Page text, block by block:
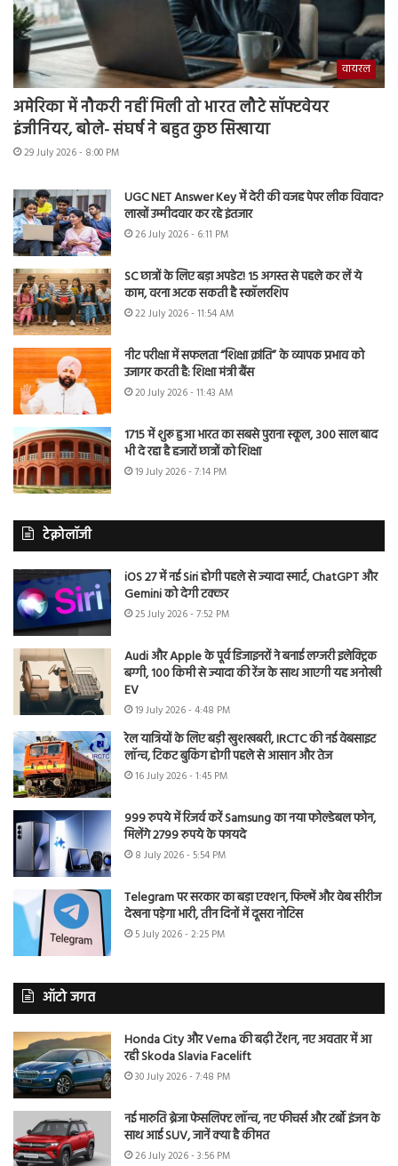
वायरल
अमेरिका में नौकरी नहीं मिली तो भारत लौटे सॉफ्टवेयर
इंजीनियर, बोले- संघर्ष ने बहुत कुछ सिखाया
29 July 2026 - 8:00 PM
UGC NET Answer Key में देरी की वजह पेपर लीक विवाद?
लाखों उम्मीदवार कर रहे इंतजार
26 July 2026 - 6:11 PM
SC छात्रों के लिए बड़ा अपडेट! 15 अगस्त से पहले कर लें ये
काम, वरना अटक सकती है स्कॉलरशिप
22 July 2026 - 11:54 AM
नीट परीक्षा में सफलता “शिक्षा क्रांति” के व्यापक प्रभाव को
उजागर करती है: शिक्षा मंत्री बैंस
20 July 2026 - 11:43 AM
1715 में शुरू हुआ भारत का सबसे पुराना स्कूल, 300 साल बाद
भी दे रहा है हजारों छात्रों को शिक्षा
19 July 2026 - 7:14 PM
टेक्नोलॉजी
iOS 27 में नई Siri होगी पहले से ज्यादा स्मार्ट, ChatGPT और
Gemini को देगी टक्कर
25 July 2026 - 7:52 PM
Audi और Apple के पूर्व डिजाइनरों ने बनाई लग्जरी इलेक्ट्रिक
बग्गी, 100 किमी से ज्यादा की रेंज के साथ आएगी यह अनोखी
EV
19 July 2026 - 4:48 PM
रेल यात्रियों के लिए बड़ी खुशखबरी, IRCTC की नई वेबसाइट
लॉन्च, टिकट बुकिंग होगी पहले से आसान और तेज
16 July 2026 - 1:45 PM
999 रुपये में रिजर्व करें Samsung का नया फोल्डेबल फोन,
मिलेंगे 2799 रुपये के फायदे
8 July 2026 - 5:54 PM
Telegram पर सरकार का बड़ा एक्शन, फिल्में और वेब सीरीज
देखना पड़ेगा भारी, तीन दिनों में दूसरा नोटिस
5 July 2026 - 2:25 PM
ऑटो जगत
Honda City और Verna की बढ़ी टेंशन, नए अवतार में आ
रही Skoda Slavia Facelift
30 July 2026 - 7:48 PM
नई मारुति ब्रेजा फेसलिफ्ट लॉन्च, नए फीचर्स और टर्बो इंजन के
साथ आई SUV, जानें क्या है कीमत
26 July 2026 - 3:56 PM